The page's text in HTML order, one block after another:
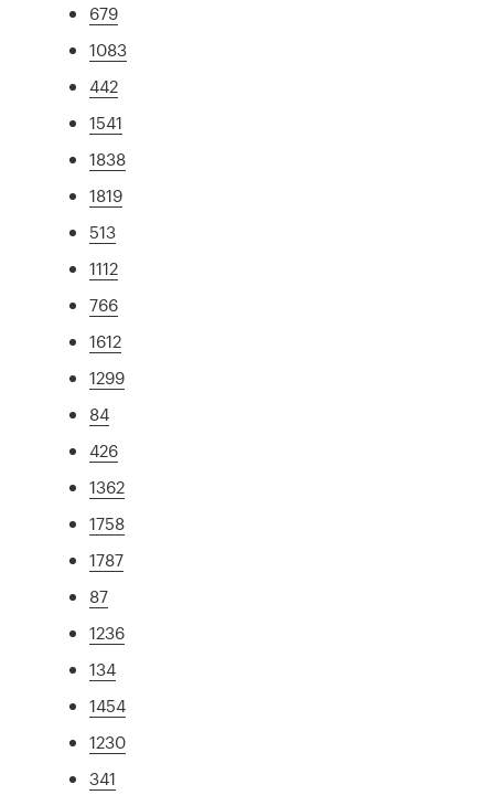
679
1083
442
1541
1838
1819
513
1112
766
1612
1299
84
426
1362
1758
1787
87
1236
134
1454
1230
341